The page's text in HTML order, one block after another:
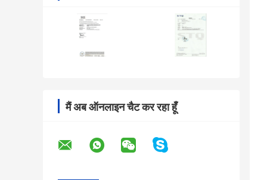
मैं अब ऑनलाइन चैट कर रहा हूँ